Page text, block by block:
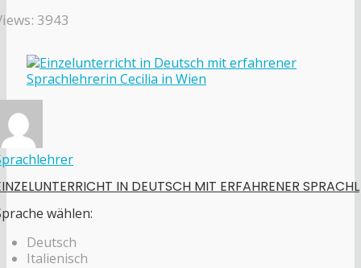
3943
IN DEUTSCH MIT ERFAHRENER SPRACHL
wählen:
Deutsch
Italienisch